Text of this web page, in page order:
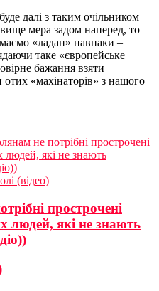
далі з таким очільником
мера задом наперед, то
«ладан» навпаки –
таке «європейське
бажання взяти
«махінаторів» з нашого
не потрібні прострочені
людей, які не знають
(відео)
прострочені
людей, які не знають